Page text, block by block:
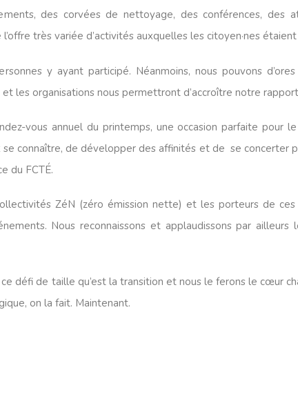
des corvées de nettoyage, des conférences, des
très variée d’activités auxquelles les citoyen·nes
y ayant participé. Néanmoins, nous pouvons
les organisations nous permettront d’accroître notre
vous annuel du printemps, une occasion parfaite pour le
connaître, de développer des affinités et de se concerter
du FCTÉ.
ZéN (zéro émission nette) et les porteurs de
Nous reconnaissons et applaudissons par ailleurs
défi de taille qu’est la transition et nous le ferons le cœur
on la fait. Maintenant.